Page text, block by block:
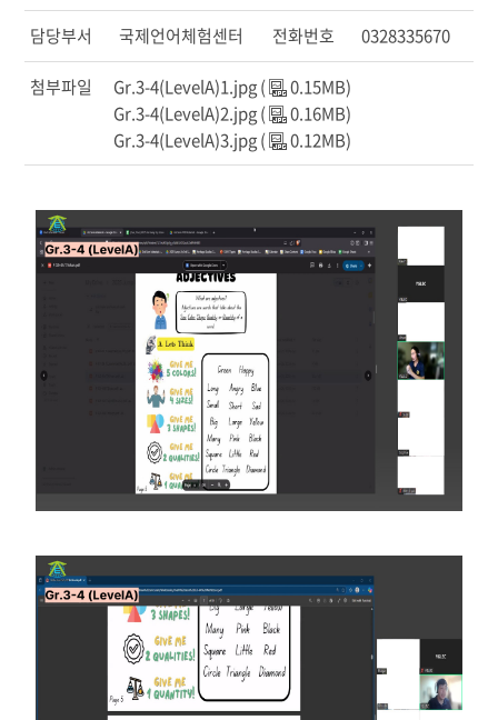
담당부서 국제언어체험센터 전화번호 0328335670
첨부파일 Gr.3-4(LevelA)1.jpg (
0.15MB)
Gr.3-4(LevelA)2.jpg (
0.16MB)
Gr.3-4(LevelA)3.jpg (
0.12MB)